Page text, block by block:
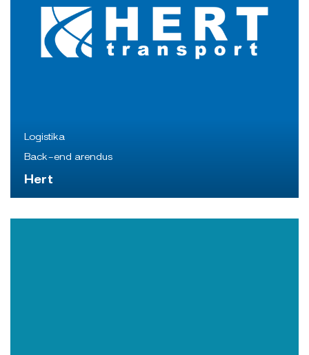
Logistika
Back-end arendus
Hert